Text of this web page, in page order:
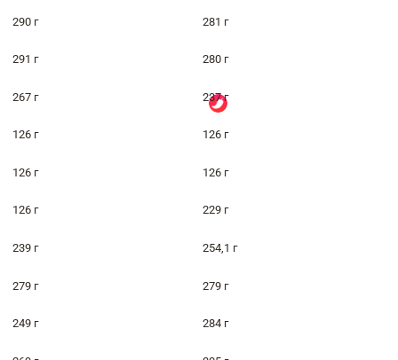
290 г 281 г
291 г 280 г
267 г 237 г
126 г 126 г
126 г 126 г
126 г 229 г
239 г 254,1 г
279 г 279 г
249 г 284 г